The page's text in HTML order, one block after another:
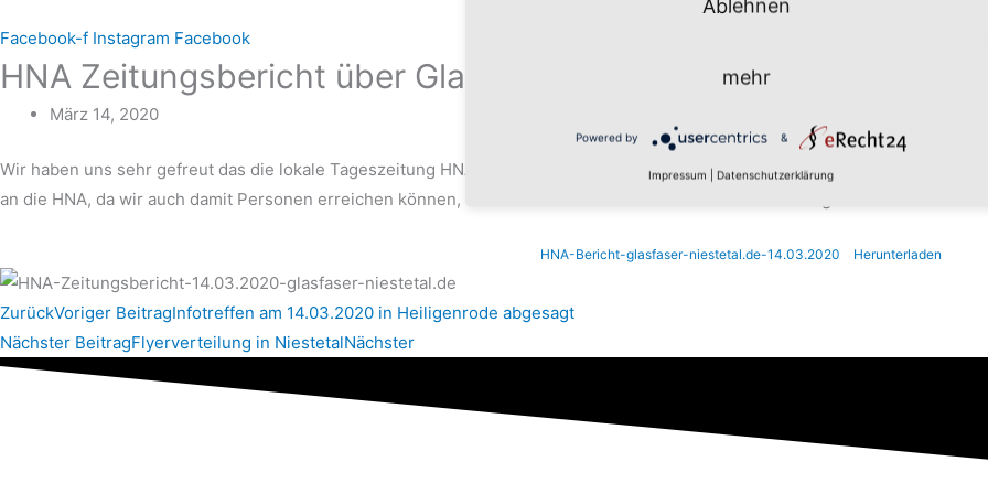
Facebook-f Instagram Facebook
HNA Zeitungsbericht über Glasfaser-Niestetal (14.03.2020)
März 14, 2020
Wir haben uns sehr gefreut das die lokale Tageszeitung HNA aus Kassel erneut über den Glasfaserausbau in Niestetal und
an die HNA, da wir auch damit Personen erreichen können, welche nicht in sozialen Netzwerken unterwegs sind.
HNA-Bericht-glasfaser-niestetal.de-14.03.2020 Herunterladen
ZurückVoriger BeitragInfotreffen am 14.03.2020 in Heiligenrode abgesagt
Nächster BeitragFlyerverteilung in NiestetalNächster
Ablehnen
mehr
Powered by &
Impressum Datenschutzerklärung